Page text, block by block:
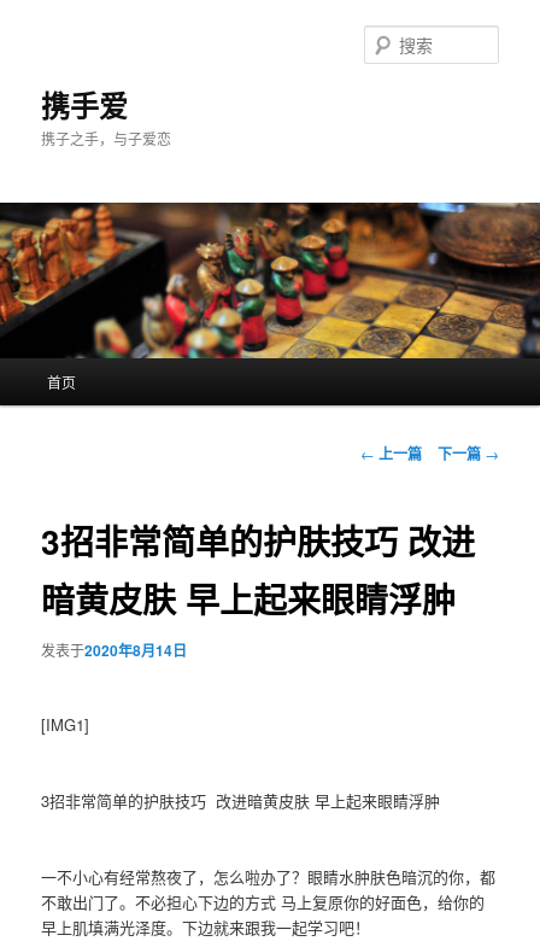
携手爱
携子之手，与子爱恋
索
首页
文
航
← 上一篇 下一篇 →
3招非常简单的护肤技巧 改进
暗黄皮肤 早上起来眼睛浮肿
发表于2020年8月14日
[IMG1]
3招非常简单的护肤技巧 改进暗黄皮肤 早上起来眼睛浮肿
一不小心有经常熬夜了，怎么啦办了？眼睛水肿肤色暗沉的你，都
不敢出门了。不必担心下边的方式 马上复原你的好面色，给你的
早上肌填满光泽度。下边就来跟我一起学习吧！